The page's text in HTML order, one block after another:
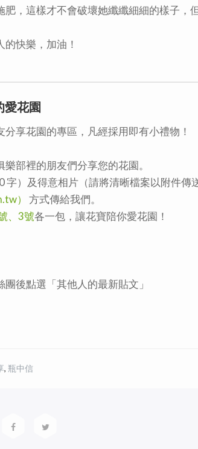
肥，這樣才不會破壞她纖纖細細的樣子，
快樂，加油！
愛花園
分享花園的專區，凡經採用即有小禮物！
部裡的朋友們分享您的花園。
字）及得意相片（請將清晰檔案以附件傳
）
方式傳給我們。
、3號各一包，讓花寶陪你愛花園！
團後點選「其他人的最新貼文」
, 瓶中信